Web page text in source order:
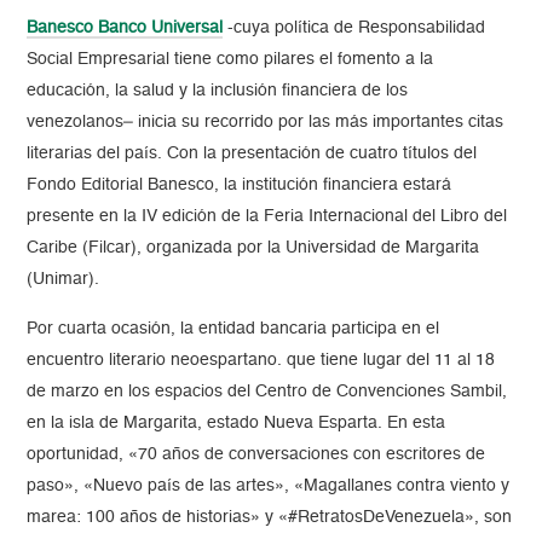
Banesco Banco Universal -cuya política de Responsabilidad
Social Empresarial tiene como pilares el fomento a la
educación, la salud y la inclusión financiera de los
venezolanos– inicia su recorrido por las más importantes citas
literarias del país. Con la presentación de cuatro títulos del
Fondo Editorial Banesco, la institución financiera estará
presente en la IV edición de la Feria Internacional del Libro del
Caribe (Filcar), organizada por la Universidad de Margarita
(Unimar).
Por cuarta ocasión, la entidad bancaria participa en el
encuentro literario neoespartano. que tiene lugar del 11 al 18
de marzo en los espacios del Centro de Convenciones Sambil,
en la isla de Margarita, estado Nueva Esparta. En esta
oportunidad, «70 años de conversaciones con escritores de
paso», «Nuevo país de las artes», «Magallanes contra viento y
marea: 100 años de historias» y «#RetratosDeVenezuela», son